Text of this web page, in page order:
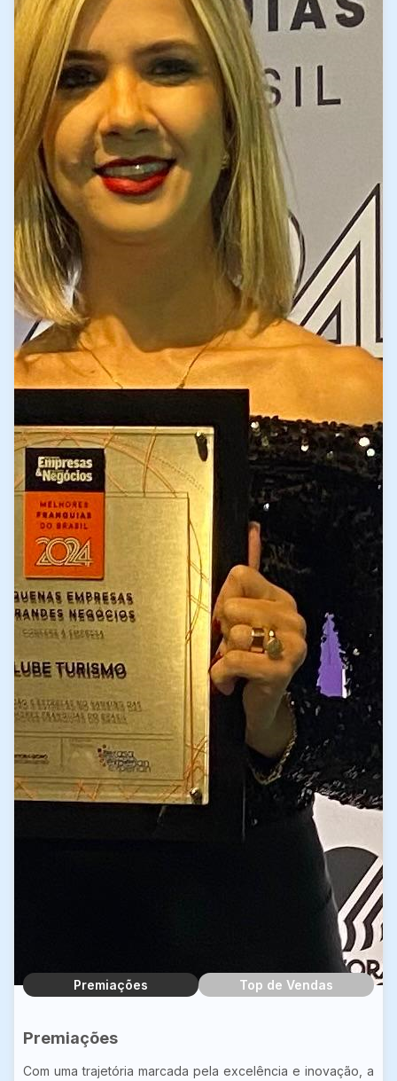
Premiações Top de Vendas
Premiações
Com uma trajetória marcada pela excelência e inovação, a